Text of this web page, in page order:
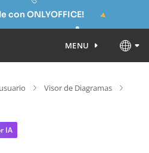
con ONLYOFFICE!
MENU
Visor de Diagramas
IA